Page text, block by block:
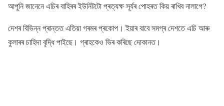
আপুনি জানেনে এচিৰ বাহিৰৰ ইউনিটটো প্ৰত্যক্ষ সূৰ্যৰ পোহৰত কিয় ৰাখিব নালাগে?
দেশৰ বিভিন্ন প্ৰান্তত এতিয়া গৰমৰ প্ৰকোপ। ইয়াৰ বাবে সমগ্ৰ দেশতে এচি আৰু
কুলাৰৰ চাহিদা বৃদ্ধি পাইছে। গ্ৰাহকেও ভিৰ কৰিছে দোকানত।